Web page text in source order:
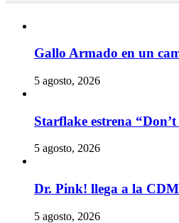
Gallo Armado en un
5 agosto, 2026
Starflake estrena
5 agosto, 2026
Dr. Pink! llega a la
5 agosto, 2026